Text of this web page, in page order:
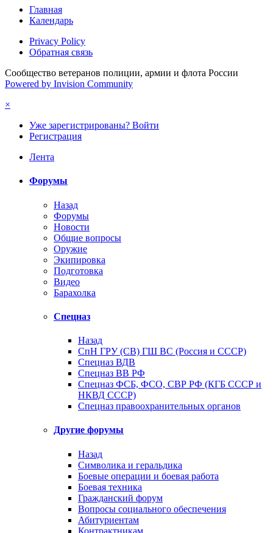
Главная
Календарь
Privacy Policy
Обратная связь
Сообщество ветеранов полиции, армии и флота России
Powered by Invision Community
×
Уже зарегистрированы? Войти
Регистрация
Лента
Форумы
Назад
Форумы
Новости
Общие вопросы
Оружие
Экипировка
Подготовка
Видео
Барахолка
Спецназ
Назад
СпН ГРУ (СВ) ГШ ВС (Россия и СССР)
Спецназ ВДВ
Спецназ ВВ РФ
Спецназ ФСБ, ФСО, СВР РФ (КГБ СССР и
НКВД СССР)
Спецназ правоохранительных органов
Другие форумы
Назад
Символика и геральдика
Боевые операции и боевая работа
Боевая техника
Гражданский форум
Вопросы социального обеспечения
Абитуриентам
Контрактникам